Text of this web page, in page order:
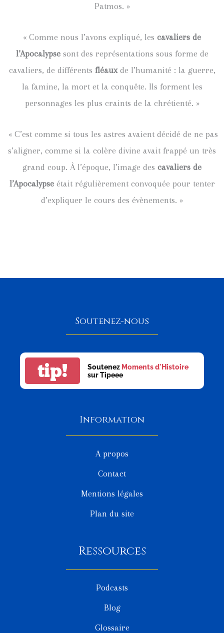
Patmos. »
« Comme nous l’avons expliqué, les cavaliers de
l’Apocalypsesont des représentations sous forme de
cavaliers, de différents fléauxde l’humanité : la guerre,
la famine, la mort et la conquête. Ils forment les
personnages les plus craints de la chrétienté. »
« C’est comme si tous les astres avaient décidé de ne pas
s’aligner, comme si la colère divine avait frappé un très
grand coup. À l’époque, l’image des cavaliers de
l’Apocalypseétait régulièrement convoquée pour tenter
d’expliquer le cours des évènements. »
Ressources
Podcasts
Blog
Glossaire
Information
A propos
Contact
Mentions légales
Plan du site
Soutenez-nous
tip! Soutenez Moments d'Histoire
sur Tipeee